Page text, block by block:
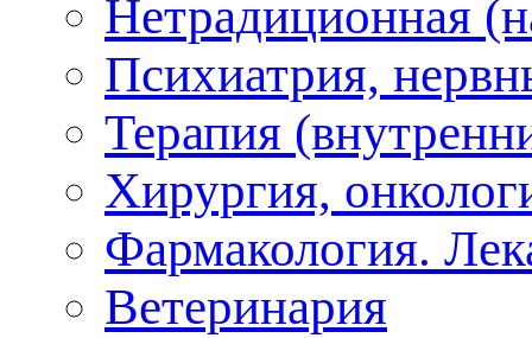
Нетрадиционная
Психиатрия,
Терапия
Хирургия,
Фармакология.
Ветеринария